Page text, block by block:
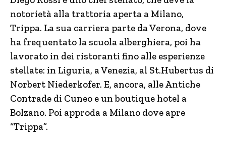
notorietà alla trattoria aperta a Milano,
Trippa. La sua carriera parte da Verona, dove
ha frequentato la scuola alberghiera, poi ha
lavorato in dei ristoranti fino alle esperienze
stellate: in Liguria, a Venezia, al St.Hubertus di
Norbert Niederkofer. E, ancora, alle Antiche
Contrade di Cuneo e un boutique hotel a
Bolzano. Poi approda a Milano dove apre
“Trippa”.